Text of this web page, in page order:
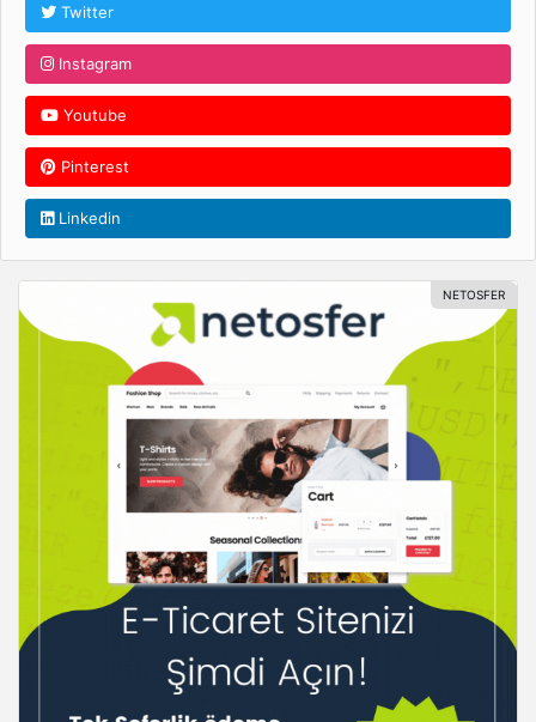
Twitter
Instagram
Youtube
Pinterest
Linkedin